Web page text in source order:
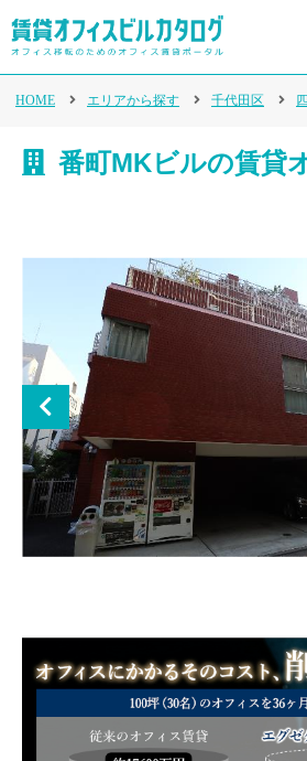
HOME エリアから探す 千代田区
番町MKビルの賃貸